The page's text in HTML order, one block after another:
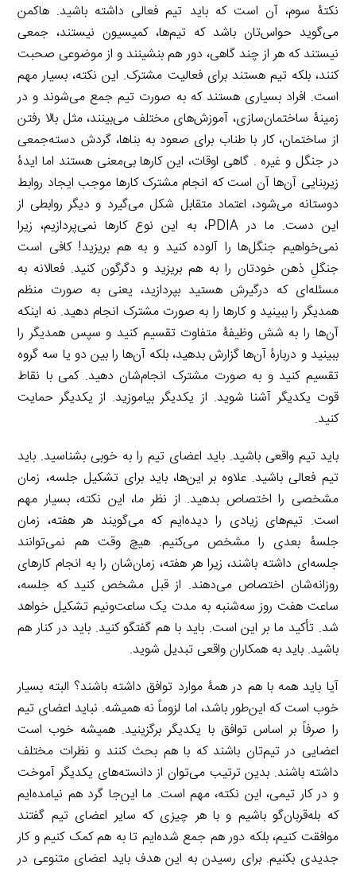
نکتۀ سوم، آن است که باید تیم فعالی داشته باشید. هاکمن
می‌گوید حواس‌تان باشد که تیم‌ها، کمیسیون نیستند، جمعی
نیستند که هر از چند گاهی، دور هم بنشینند و از موضوعی صحبت
کنند، بلکه تیم هستند برای فعالیت مشترک. این نکته، بسیار مهم
است. افراد بسیاری هستند که به صورت تیم جمع می‌شوند و در
زمینۀ ساختمان‌سازی، آموزش‌های مختلف می‌بینند، مثل بالا رفتن
از ساختمان، کار با طناب برای صعود به بناها، گردش دسته‌جمعی
در جنگل و غیره . گاهی اوقات، این کارها بی‌معنی هستند اما ایدۀ
زیربنایی آن‌ها آن است که انجام مشترک کارها موجب ایجاد روابط
دوستانه می‌شود، اعتماد متقابل شکل می‌گیرد و دیگر روابطی از
این دست. ما در PDIA، به این نوع کارها نمی‌پردازیم، زیرا
نمی‌خواهیم جنگل‌ها را آلوده کنید و به هم بریزید! کافی است
جنگلِ ذهن خودتان را به هم بریزید و دگرگون کنید. فعالانه به
مسئله‌ای که درگیرش هستید بپردازید، یعنی به صورت منظم
همدیگر را ببینید و کارها را به صورت مشترک انجام دهید. نه اینکه
آن‌ها را به شش وظیفۀ متفاوت تقسیم کنید و سپس همدیگر را
ببینید و دربارۀ آن‌ها گزارش بدهید، بلکه آن‌ها را بین دو یا سه گروه
تقسیم کنید و به صورت مشترک انجام‌شان دهید. کمی با نقاط
قوت یکدیگر آشنا شوید. از یکدیگر بیاموزید. از یکدیگر حمایت
کنید.
باید تیم واقعی باشید. باید اعضای تیم را به خوبی بشناسید. باید
تیم فعالی باشید. علاوه بر این‌ها، باید برای تشکیل جلسه، زمان
مشخصی را اختصاص بدهید. از نظر ما، این نکته، بسیار مهم
است. تیم‌های زیادی را دیده‌ایم که می‌گویند هر هفته، زمان
جلسۀ بعدی را مشخص می‌کنیم. هیچ وقت هم نمی‌توانند
جلسه‌ای داشته باشند، زیرا هر هفته، زمان‌شان را به انجام کارهای
روزانه‌شان اختصاص می‌دهند. از قبل مشخص کنید که جلسه،
ساعت هفت روز سه‌شنبه به مدت یک ساعت‌ونیم تشکیل خواهد
شد. تأکید ما بر این است. باید با هم گفتگو کنید. باید در کنار هم
باشید. باید به همکاران واقعی تبدیل شوید.
آیا باید همه با هم در همۀ موارد توافق داشته باشند؟ البته بسیار
خوب است که این‌طور باشد، اما لزوماً نه همیشه. نباید اعضای تیم
را صرفاً بر اساس توافق با یکدیگر برگزینید. همیشه خوب است
اعضایی در تیم‌تان باشند که با هم بحث کنند و نظرات مختلف
داشته باشند. بدین ترتیب می‌توان از دانسته‌های یکدیگر آموخت
و در کار تیمی، این نکته، مهم است. ما این‌جا گرد هم نیامده‌ایم
که بله‌قربان‌گو باشیم و با هر چیزی که سایر اعضای تیم گفتند
موافقت کنیم، بلکه دور هم جمع شده‌ایم تا به هم کمک کنیم و کار
جدیدی بکنیم. برای رسیدن به این هدف باید اعضای متنوعی در